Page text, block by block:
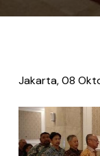
Jakarta, 08